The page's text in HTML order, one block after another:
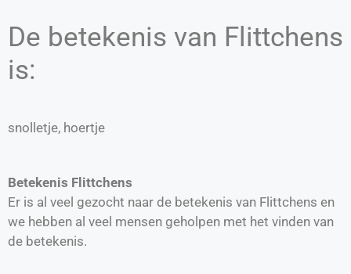
De betekenis van Flittchens
is:
snolletje, hoertje
Betekenis Flittchens
Er is al veel gezocht naar de betekenis van Flittchens en
we hebben al veel mensen geholpen met het vinden van
de betekenis.